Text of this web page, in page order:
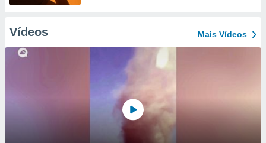
Vídeos Mais Vídeos